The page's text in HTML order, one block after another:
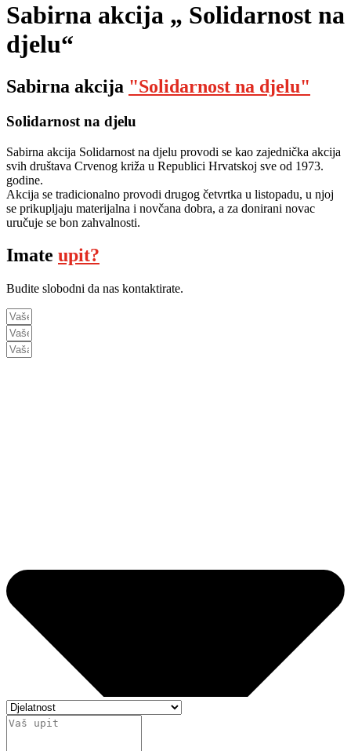
Sabirna akcija „ Solidarnost na
djelu“
Sabirna akcija "Solidarnost na djelu"
Solidarnost na djelu
Sabirna akcija Solidarnost na djelu provodi se kao zajednička akcija
svih društava Crvenog križa u Republici Hrvatskoj sve od 1973.
godine.
Akcija se tradicionalno provodi drugog četvrtka u listopadu, u njoj
se prikupljaju materijalna i novčana dobra, a za donirani novac
uručuje se bon zahvalnosti.
Imate upit?
Budite slobodni da nas kontaktirate.